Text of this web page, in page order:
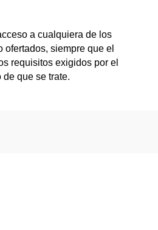
a cualquiera de los
ofertados, siempre que el
requisitos exigidos por el
de que se trate.